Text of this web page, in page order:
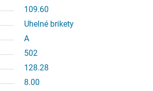
109.60
Uhelné brikety
A
502
128.28
8.00